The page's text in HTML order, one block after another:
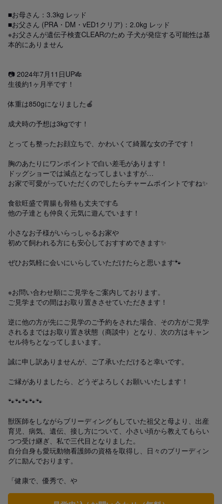
■お母さん：3.3kg レッド
■お父さん (PRA・DM・vED1クリア)：2.0kg レッド
※お父さんが遺伝子検査CLEARのため 子犬が発症する可能性は基
本的にありません
📷 2024年7月11日UP🎋
生後約1ヶ月半です！
体重は850gになりました🍎
成犬時の予想は3kgです！
とっても整ったお顔立ちで、かわいくて綺麗な女の子です！
胸のあたりにワンポイントで白い差毛があります！
ドッグショーでは減点となってしまいますが…
お家で可愛がっていただくのでしたらチャームポイントですね✨️
食欲旺盛で胃腸も骨格も丈夫です💪
他の子達とも仲良く元気に遊んでいます！
小さなお子様がいらっしゃるお家や
初めて飼われる方にも安心しておすすめできます✨️
ぜひお気軽に会いにいらしていただけたらと思います🐾
※お問い合わせ順にご見学をご案内しております。
ご見学までの間はお取り置きさせていただきます！
逆に他の方が先にご見学のご予約をされた場合、その方がご見学
されるまではお取り置き状態（商談中）となり、次の方はキャン
セル待ちとなってしまいます。
誠に申し訳ありませんが、ご了承いただけると幸いです。
ご縁がありましたら、どうぞよろしくお願いいたします！
🐾🐾🐾🐾🐾
獣医師をしながらブリーディングもしていた祖父と母より、出産
育児、病気、遺伝、接し方について、小さい頃から教えてもらい
つつ受け継ぎ、私で三代目となりました。
自分自身も愛玩動物看護師の資格を取得し、日々のブリーディン
グに励んでおります。
「健康で、優秀で、や